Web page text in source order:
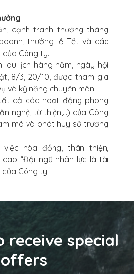
cạnh tranh, thưởng tháng
thưởng lễ Tết và các
Công ty.
du lịch hàng năm, ngày hội
8/3, 20/10, được tham gia
và kỹ năng chuyên môn
cả các hoạt động phong
nghệ, từ thiện,…) của Công
mê và phát huy sở trường
việc hòa đồng, thân thiện,
“Đội ngũ nhân lực là tài
của Công ty
receive special
offers